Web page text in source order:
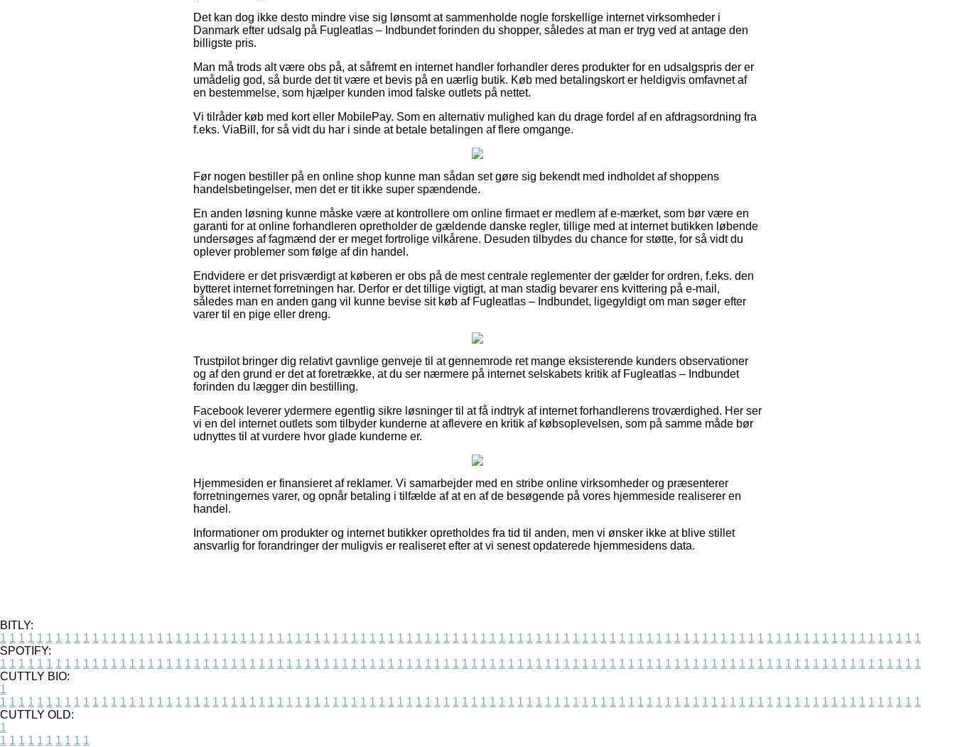
Det kan dog ikke desto mindre vise sig lønsomt at sammenholde nogle forskellige internet virksomheder i
Danmark efter udsalg på Fugleatlas – Indbundet forinden du shopper, således at man er tryg ved at antage den
billigste pris.
Man må trods alt være obs på, at såfremt en internet handler forhandler deres produkter for en udsalgspris der er
umådelig god, så burde det tit være et bevis på en uærlig butik. Køb med betalingskort er heldigvis omfavnet af
en bestemmelse, som hjælper kunden imod falske outlets på nettet.
Vi tilråder køb med kort eller MobilePay. Som en alternativ mulighed kan du drage fordel af en afdragsordning fra
f.eks. ViaBill, for så vidt du har i sinde at betale betalingen af flere omgange.
Før nogen bestiller på en online shop kunne man sådan set gøre sig bekendt med indholdet af shoppens
handelsbetingelser, men det er tit ikke super spændende.
En anden løsning kunne måske være at kontrollere om online firmaet er medlem af e-mærket, som bør være en
garanti for at online forhandleren opretholder de gældende danske regler, tillige med at internet butikken løbende
undersøges af fagmænd der er meget fortrolige vilkårene. Desuden tilbydes du chance for støtte, for så vidt du
oplever problemer som følge af din handel.
Endvidere er det prisværdigt at køberen er obs på de mest centrale reglementer der gælder for ordren, f.eks. den
bytteret internet forretningen har. Derfor er det tillige vigtigt, at man stadig bevarer ens kvittering på e-mail,
således man en anden gang vil kunne bevise sit køb af Fugleatlas – Indbundet, ligegyldigt om man søger efter
varer til en pige eller dreng.
Trustpilot bringer dig relativt gavnlige genveje til at gennemrode ret mange eksisterende kunders observationer
og af den grund er det at foretrække, at du ser nærmere på internet selskabets kritik af Fugleatlas – Indbundet
forinden du lægger din bestilling.
Facebook leverer ydermere egentlig sikre løsninger til at få indtryk af internet forhandlerens troværdighed. Her ser
vi en del internet outlets som tilbyder kunderne at aflevere en kritik af købsoplevelsen, som på samme måde bør
udnyttes til at vurdere hvor glade kunderne er.
Hjemmesiden er finansieret af reklamer. Vi samarbejder med en stribe online virksomheder og præsenterer
forretningernes varer, og opnår betaling i tilfælde af at en af de besøgende på vores hjemmeside realiserer en
handel.
Informationer om produkter og internet butikker opretholdes fra tid til anden, men vi ønsker ikke at blive stillet
ansvarlig for forandringer der muligvis er realiseret efter at vi senest opdaterede hjemmesidens data.
BITLY:
1 1 1 1 1 1 1 1 1 1 1 1 1 1 1 1 1 1 1 1 1 1 1 1 1 1 1 1 1 1 1 1 1 1 1 1 1 1 1 1 1 1 1 1 1 1 1 1 1 1 1 1 1 1 1 1 1 1 1 1 1 1 1 1 1 1 1 1 1 1 1 1 1 1 1 1 1 1 1 1 1 1 1 1 1 1 1 1 1 1 1 1 1 1 1 1 1 1 1 1
SPOTIFY:
1 1 1 1 1 1 1 1 1 1 1 1 1 1 1 1 1 1 1 1 1 1 1 1 1 1 1 1 1 1 1 1 1 1 1 1 1 1 1 1 1 1 1 1 1 1 1 1 1 1 1 1 1 1 1 1 1 1 1 1 1 1 1 1 1 1 1 1 1 1 1 1 1 1 1 1 1 1 1 1 1 1 1 1 1 1 1 1 1 1 1 1 1 1 1 1 1 1 1 1
CUTTLY BIO:
1
1 1 1 1 1 1 1 1 1 1 1 1 1 1 1 1 1 1 1 1 1 1 1 1 1 1 1 1 1 1 1 1 1 1 1 1 1 1 1 1 1 1 1 1 1 1 1 1 1 1 1 1 1 1 1 1 1 1 1 1 1 1 1 1 1 1 1 1 1 1 1 1 1 1 1 1 1 1 1 1 1 1 1 1 1 1 1 1 1 1 1 1 1 1 1 1 1 1 1 1
CUTTLY OLD:
1
1 1 1 1 1 1 1 1 1 1